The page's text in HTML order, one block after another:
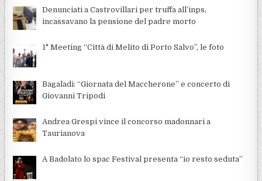
Denunciati a Castrovillari per truffa all’inps,
incassavano la pensione del padre morto
1° Meeting “Città di Melito di Porto Salvo”, le foto
Bagaladi: “Giornata del Maccherone” e concerto di
Giovanni Tripodi
Andrea Grespi vince il concorso madonnari a
Taurianova
A Badolato lo spac Festival presenta “io resto seduta”